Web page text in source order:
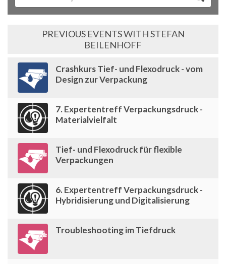
PREVIOUS EVENTS WITH STEFAN
BEILENHOFF
Crashkurs Tief- und Flexodruck - vom
Design zur Verpackung
7. Expertentreff Verpackungsdruck -
Materialvielfalt
Tief- und Flexodruck für flexible
Verpackungen
6. Expertentreff Verpackungsdruck -
Hybridisierung und Digitalisierung
Troubleshooting im Tiefdruck